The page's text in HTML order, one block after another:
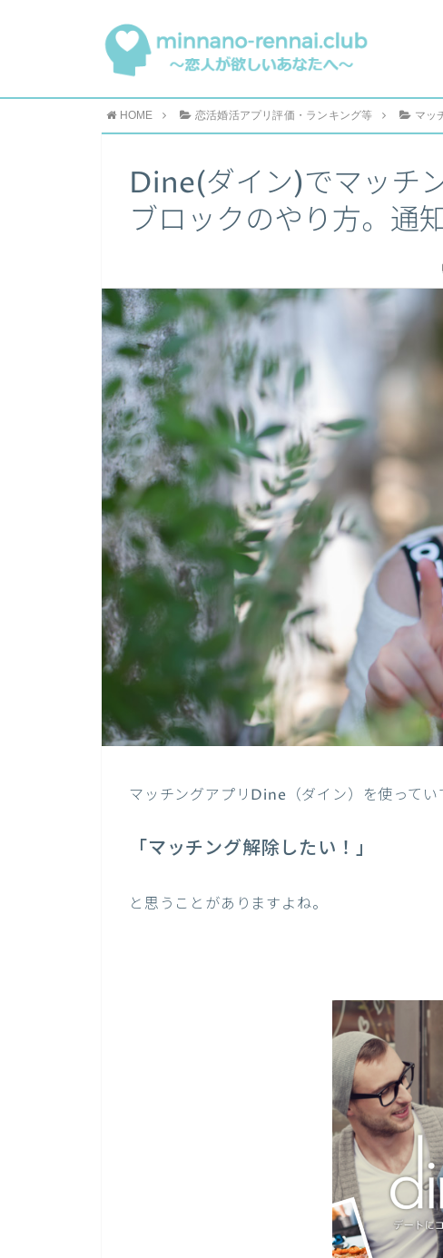
HOME 恋活婚活アプリ評価・ランキング等 マッ
Dine(ダイン)でマッチ
ブロックのやり方。通
マッチングアプリDine（ダイン）を使ってい
「マッチング解除したい！」
と思うことがありますよね。